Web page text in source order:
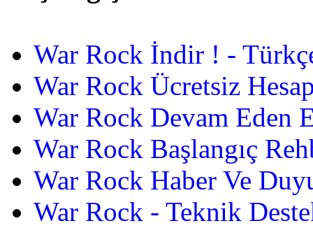
War Rock İndir ! -
War Rock Ücretsiz
War Rock Devam Eden
War Rock Başlangıç
War Rock Haber Ve
War Rock - Teknik